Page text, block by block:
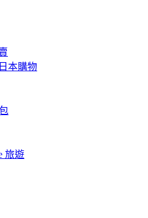
本購物
旅遊